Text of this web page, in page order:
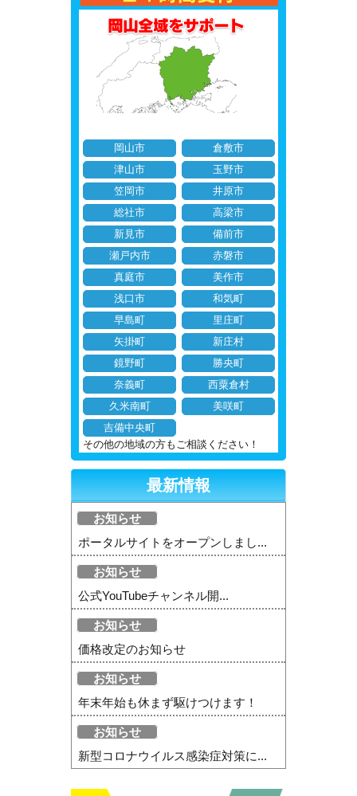
岡山市
倉敷市
津山市
玉野市
笠岡市
井原市
総社市
高梁市
新見市
備前市
瀬戸内市
赤磐市
真庭市
美作市
浅口市
和気町
早島町
里庄町
矢掛町
新庄村
鏡野町
勝央町
奈義町
西粟倉村
久米南町
美咲町
吉備中央町
その他の地域の方もご相談ください！
最新情報
お知らせ
ポータルサイトをオープンしまし...
お知らせ
公式YouTubeチャンネル開...
お知らせ
価格改定のお知らせ
お知らせ
年末年始も休まず駆けつけます！
お知らせ
新型コロナウイルス感染症対策に...